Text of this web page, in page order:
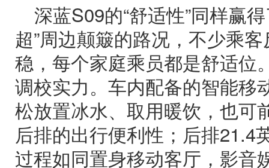
深蓝S09的“舒适性”同样赢
超”周边颠簸的路况，不少乘
稳，每个家庭乘员都是舒适位
调校实力。车内配备的智能移
松放置冰水、取用暖饮，也可
后排的出行便利性；后排21.4
过程如同置身移动客厅，影音